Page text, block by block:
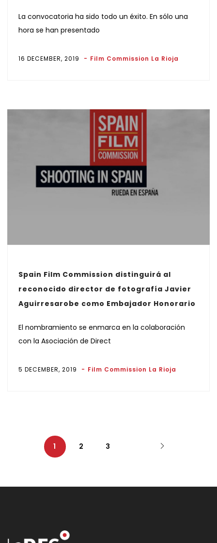
La convocatoria ha sido todo un éxito. En sólo una
hora se han presentado
16 DECEMBER, 2019 Film Commission La Rioja
Spain Film Commission distinguirá al
reconocido director de fotografía Javier
Aguirresarobe como Embajador Honorario
El nombramiento se enmarca en la colaboración
con la Asociación de Direct
5 DECEMBER, 2019 Film Commission La Rioja
1 2 3